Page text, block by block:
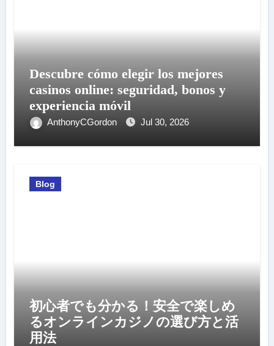
Descubre cómo elegir los mejores
casinos online: seguridad, bonos y
experiencia móvil
AnthonyCGordon Jul 30, 2026
Blog
初心者でも分かる！安全で楽しめ
るオンラインカジノの選び方と活
用法